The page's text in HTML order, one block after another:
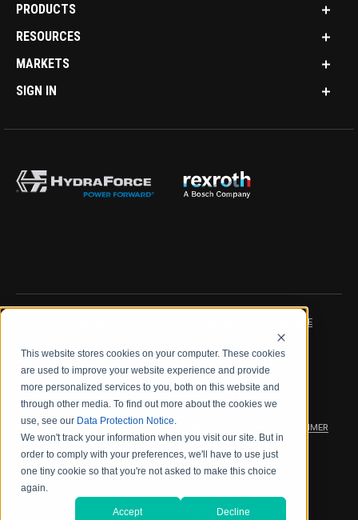
This website stores cookies on your computer. These cookies
are used to improve your website experience and provide
more personalized services to you, both on this website and
through other media. To find out more about the cookies we
use, see our Data Protection Notice.
We won't track your information when you visit our site. But in
order to comply with your preferences, we'll have to use just
one tiny cookie so that you're not asked to make this choice
again.
Accept Decline
PRODUCTS
RESOURCES
MARKETS
SIGN IN
DATA PROTECTION NOTICE
LEGAL NOTICE TERMS & CONDITIONS
QUALITY CERTIFICATIONS CODE OF CONDUCT
PRODUCT SECURITY WARRANTY/PRODUCT DISCLAIMER
WEB ACCESSIBILITY
2026 海德拉福斯公司